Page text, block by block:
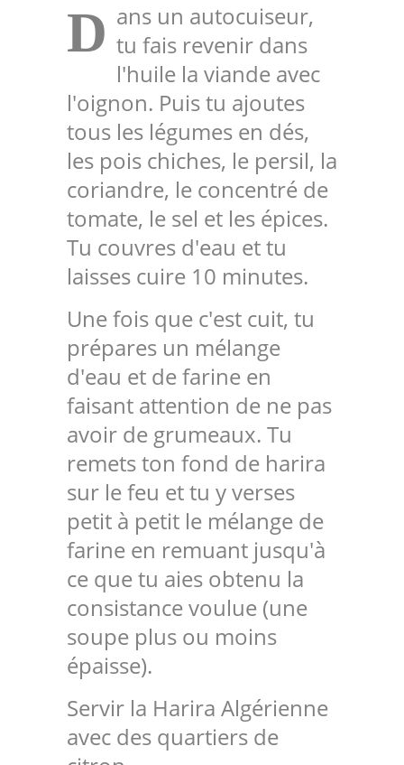
D ans un autocuiseur,
tu fais revenir dans
l'huile la viande avec
l'oignon. Puis tu ajoutes
tous les légumes en dés,
les pois chiches, le persil, la
coriandre, le concentré de
tomate, le sel et les épices.
Tu couvres d'eau et tu
laisses cuire 10 minutes.
Une fois que c'est cuit, tu
prépares un mélange
d'eau et de farine en
faisant attention de ne pas
avoir de grumeaux. Tu
remets ton fond de harira
sur le feu et tu y verses
petit à petit le mélange de
farine en remuant jusqu'à
ce que tu aies obtenu la
consistance voulue (une
soupe plus ou moins
épaisse).
Servir la Harira Algérienne
avec des quartiers de